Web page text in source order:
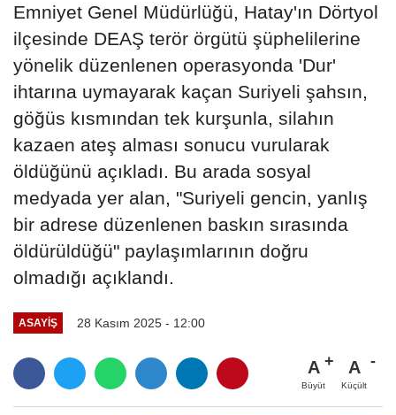
Emniyet Genel Müdürlüğü, Hatay'ın Dörtyol
ilçesinde DEAŞ terör örgütü şüphelilerine
yönelik düzenlenen operasyonda 'Dur'
ihtarına uymayarak kaçan Suriyeli şahsın,
göğüs kısmından tek kurşunla, silahın
kazaen ateş alması sonucu vurularak
öldüğünü açıkladı. Bu arada sosyal
medyada yer alan, "Suriyeli gencin, yanlış
bir adrese düzenlenen baskın sırasında
öldürüldüğü" paylaşımlarının doğru
olmadığı açıklandı.
ASAYIŞ 28 Kasım 2025 - 12:00
A
Büyüt
A
Küçült